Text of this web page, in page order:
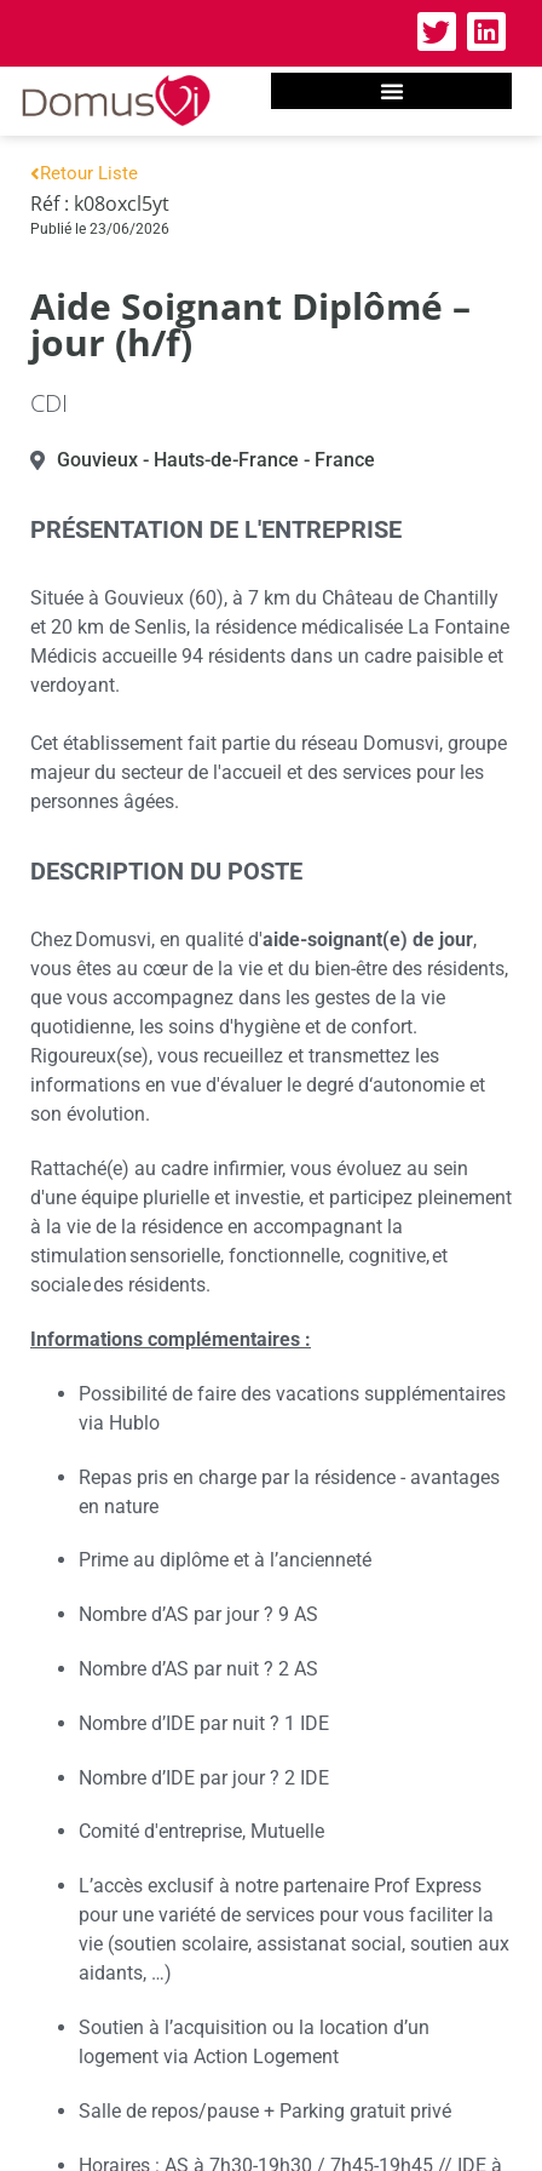
Retour Liste
Réf : k08oxcl5yt
Publié le 23/06/2026
Aide Soignant Diplômé –
jour (h/f)
CDI
Gouvieux - Hauts-de-France - France
PRÉSENTATION DE L'ENTREPRISE
Située à Gouvieux (60), à 7 km du Château de Chantilly
et 20 km de Senlis, la résidence médicalisée La Fontaine
Médicis accueille 94 résidents dans un cadre paisible et
verdoyant.
Cet établissement fait partie du réseau Domusvi, groupe
majeur du secteur de l'accueil et des services pour les
personnes âgées.
DESCRIPTION DU POSTE
Chez Domusvi, en qualité d'aide-soignant(e) de jour,
vous êtes au cœur de la vie et du bien-être des résidents,
que vous accompagnez dans les gestes de la vie
quotidienne, les soins d'hygiène et de confort.
Rigoureux(se), vous recueillez et transmettez les
informations en vue d'évaluer le degré d‘autonomie et
son évolution.
Rattaché(e) au cadre infirmier, vous évoluez au sein
d'une équipe plurielle et investie, et participez pleinement
à la vie de la résidence en accompagnant la
stimulation sensorielle, fonctionnelle, cognitive, et
sociale des résidents.
Informations complémentaires :
Possibilité de faire des vacations supplémentaires
via Hublo
Repas pris en charge par la résidence - avantages
en nature
Prime au diplôme et à l’ancienneté
Nombre d’AS par jour ? 9 AS
Nombre d’AS par nuit ? 2 AS
Nombre d’IDE par nuit ? 1 IDE
Nombre d’IDE par jour ? 2 IDE
Comité d'entreprise, Mutuelle
L’accès exclusif à notre partenaire Prof Express
pour une variété de services pour vous faciliter la
vie (soutien scolaire, assistanat social, soutien aux
aidants, …)
Soutien à l’acquisition ou la location d’un
logement via Action Logement
Salle de repos/pause + Parking gratuit privé
Horaires : AS à 7h30-19h30 / 7h45-19h45 // IDE à